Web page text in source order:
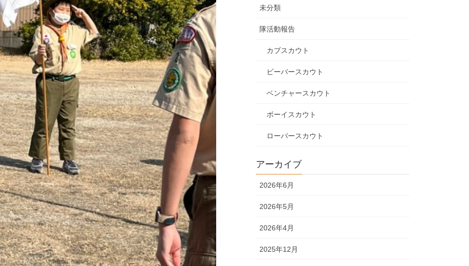
未分類
隊活動報告
カブスカウト
ビーバースカウト
ベンチャースカウト
ボーイスカウト
ローバースカウト
アーカイブ
2026年6月
2026年5月
2026年4月
2025年12月